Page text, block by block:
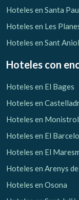
Hoteles en Santa Pau
Hoteles en Les
Hoteles en Sant
Hoteles con
Hoteles en El Bages
Hoteles en
Hoteles en Monistrol
Hoteles en El
Hoteles en El
Hoteles en Arenys
Hoteles en Osona